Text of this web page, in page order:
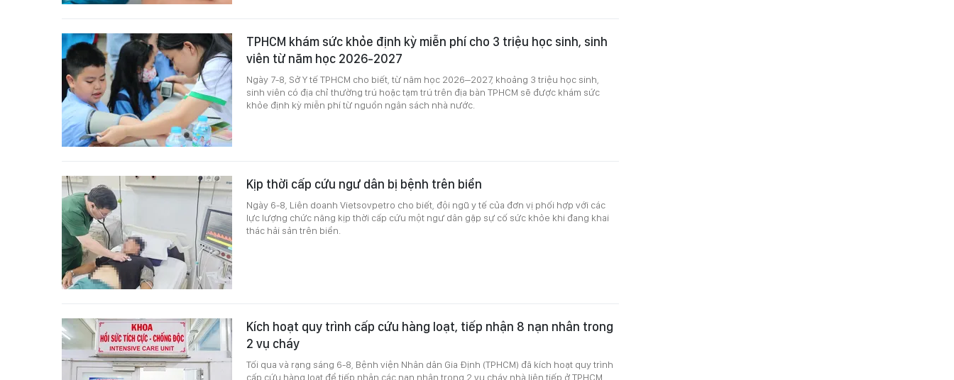
TPHCM khám sức khỏe định kỳ miễn phí cho 3 triệu học sinh, sinh
viên từ năm học 2026-2027
Ngày 7-8, Sở Y tế TPHCM cho biết, từ năm học 2026–2027, khoảng 3 triệu học sinh,
sinh viên có địa chỉ thường trú hoặc tạm trú trên địa bàn TPHCM sẽ được khám sức
khỏe định kỳ miễn phí từ nguồn ngân sách nhà nước.
Kịp thời cấp cứu ngư dân bị bệnh trên biển
Ngày 6-8, Liên doanh Vietsovpetro cho biết, đội ngũ y tế của đơn vị phối hợp với các
lực lượng chức năng kịp thời cấp cứu một ngư dân gặp sự cố sức khỏe khi đang khai
thác hải sản trên biển.
Kích hoạt quy trình cấp cứu hàng loạt, tiếp nhận 8 nạn nhân trong
2 vụ cháy
Tối qua và rạng sáng 6-8, Bệnh viện Nhân dân Gia Định (TPHCM) đã kích hoạt quy trình
cấp cứu hàng loạt để tiếp nhận các nạn nhân trong 2 vụ cháy nhà liên tiếp ở TPHCM.